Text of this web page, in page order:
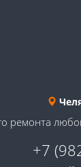
ремонта
+7